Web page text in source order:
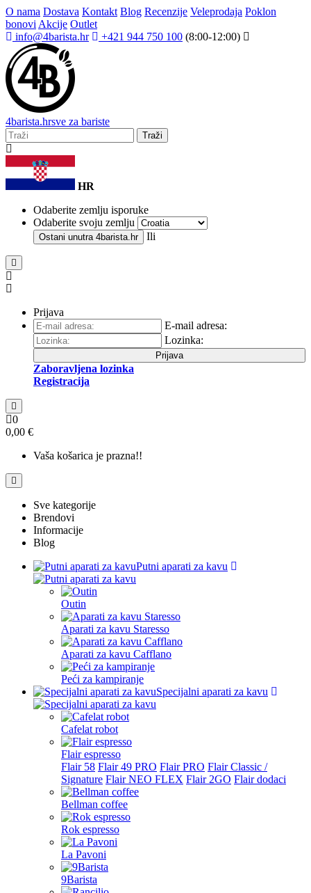
O nama Dostava Kontakt Blog Recenzije Veleprodaja Poklon
bonovi Akcije Outlet
info@4barista.hr
+421 944 750 100 (8:00-12:00)
4barista.hrsve za bariste
Traži
HR
Odaberite zemlju isporuke
Odaberite svoju zemlju
Ostani unutra 4barista.hr Ili
Prijava
E-mail adresa:
Lozinka:
Prijava
Zaboravljena lozinka
Registracija
0
0,00 €
Vaša košarica je prazna!!
Sve kategorije
Brendovi
Informacije
Blog
Putni aparati za kavu
Outin
Aparati za kavu Staresso
Aparati za kavu Cafflano
Peći za kampiranje
Specijalni aparati za kavu
Cafelat robot
Flair espresso
Flair 58 Flair 49 PRO Flair PRO Flair Classic /
Signature Flair NEO FLEX Flair 2GO Flair dodaci
Bellman coffee
Rok espresso
La Pavoni
9Barista